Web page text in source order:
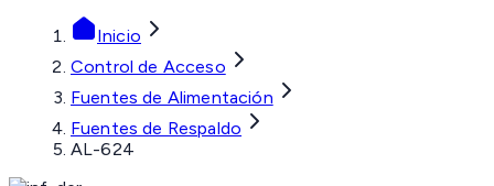
Inicio
Control de Acceso
Fuentes de Alimentación
Fuentes de Respaldo
AL-624